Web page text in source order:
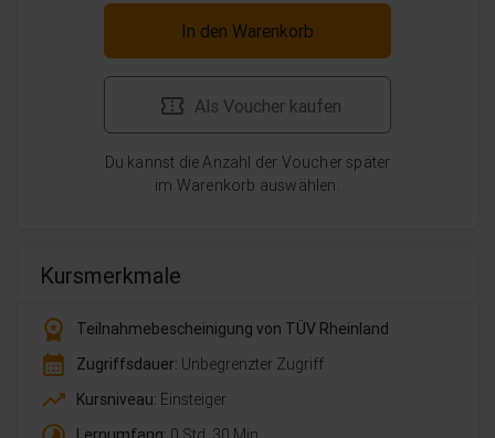
In den Warenkorb
Als Voucher kaufen
Du kannst die Anzahl der Voucher später
im Warenkorb auswählen.
Kursmerkmale
workspace_premium
Teilnahmebescheinigung von TÜV Rheinland
calendar_month Zugriffsdauer: Unbegrenzter Zugriff
trending_up Kursniveau: Einsteiger